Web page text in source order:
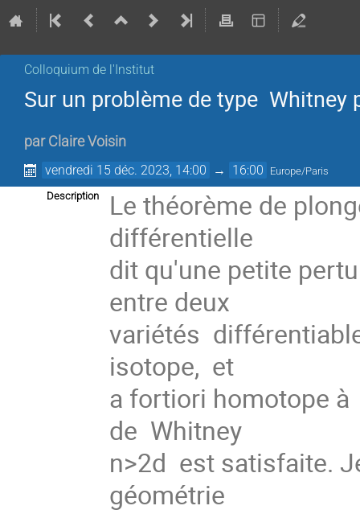
Colloquium de l'Institut
Sur un problème de type Whitney
par Claire Voisin
vendredi 15 déc. 2023, 14:00 → 16:00 Europe/Paris
Description
Le théorème de
différentielle
dit qu'une petite
entre deux
variétés
isotope, et
a fortiori homotope
de Whitney
n>2d est satisfaite.
géométrie